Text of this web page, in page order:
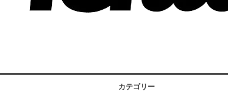
カテゴリー